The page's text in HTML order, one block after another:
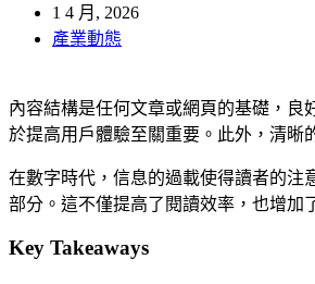
1 4 月, 2026
產業動態
內容結構是任何文章或網頁的基礎，良
於提高用戶體驗至關重要。此外，清晰
在數字時代，信息的過載使得讀者的注
部分。這不僅提高了閱讀效率，也增加
Key Takeaways